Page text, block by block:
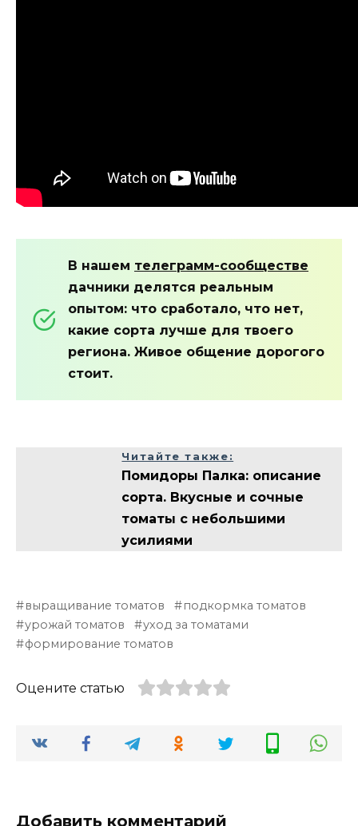
В нашем телеграмм-сообществе
дачники делятся реальным
опытом: что сработало, что нет,
какие сорта лучше для твоего
региона. Живое общение дорогого
стоит.
Читайте также:
Помидоры Палка: описание
сорта. Вкусные и сочные
томаты с небольшими
усилиями
выращивание томатов
подкормка томатов
урожай томатов
уход за томатами
формирование томатов
Оцените статью
Добавить комментарий